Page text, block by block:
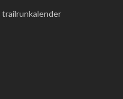
trailrunkalender